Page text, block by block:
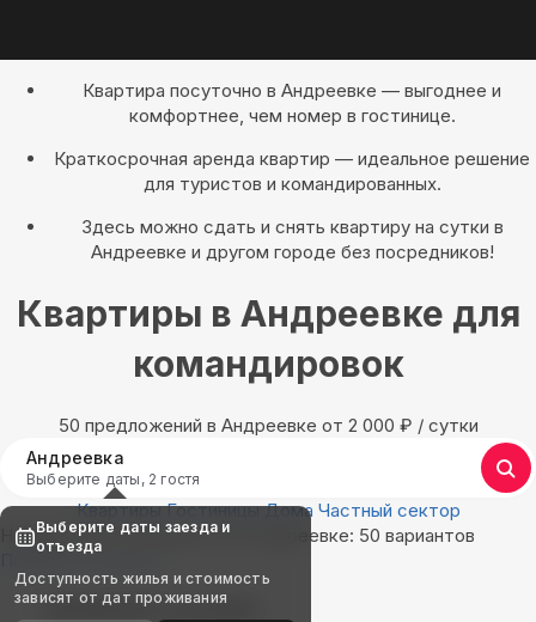
Квартира посуточно в Андреевке — выгоднее и
комфортнее, чем номер в гостинице.
Краткосрочная аренда квартир — идеальное решение
для туристов и командированных.
Здесь можно сдать и снять квартиру на сутки в
Андреевке и другом городе без посредников!
Квартиры в Андреевке для
командировок
50 предложений в Андреевке oт 2 000 ₽ / сутки
Андреевка
Выберите даты, 2 гостя
Квартиры Гостиницы Дома Частный сектор
Найдём, где остановиться в Андреевке: 50 вариантов
Показать на карте
Выбирайте лучшее
Выберите даты заезда и
отъезда
Доступность жилья и стоимость
зависят от дат проживания